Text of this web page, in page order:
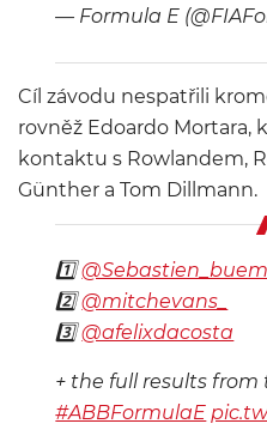
— Formula E
Cíl závodu nespatřili
rovněž Edoardo Mortara,
kontaktu s Rowlandem,
Günther a Tom Dillmann.
1️⃣
2️⃣@mitchevans_
3️⃣@afelixdacosta
+ the full results from
#ABBFormulaE